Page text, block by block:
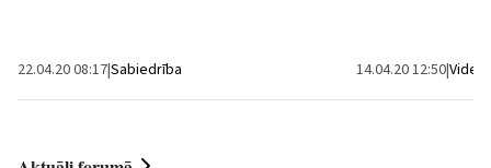
22.04.20 08:17|Sabiedrība 14.04.20 12:50|Vide